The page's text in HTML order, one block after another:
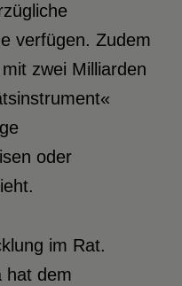
verfügen. Zudem
zwei Milliarden
oder
im Rat.
hat dem